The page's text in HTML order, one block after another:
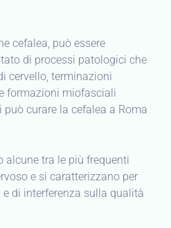
cefalea, può essere
di processi patologici che
cervello, terminazioni
formazioni miofasciali
può curare la cefalea a Roma
alcune tra le più frequenti
e si caratterizzano per
di interferenza sulla qualità